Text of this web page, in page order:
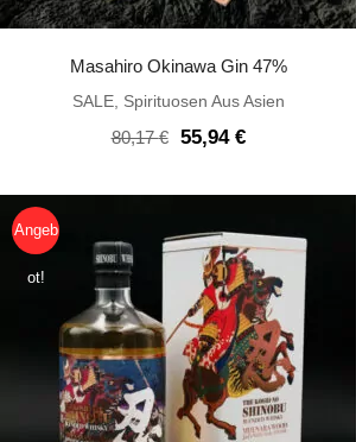
Masahiro Okinawa Gin 47%
SALE, Spirituosen Aus Asien
80,17€
Ursprünglicher
80,17 €
55,94 €Aktueller
55,94 €.
Angeb
ot!